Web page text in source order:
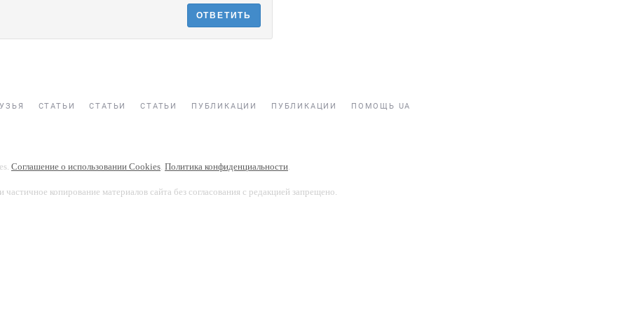
ОТВЕТИТЬ
СТАТЬИ СТАТЬИ СТАТЬИ ПУБЛИКАЦИИ ПУБЛИКАЦИИ ПОМОЩЬ UA
Соглашение о использовании Cookies Политика конфиденциальности
копирование материалов сайта без согласования с редакцией запрещено.